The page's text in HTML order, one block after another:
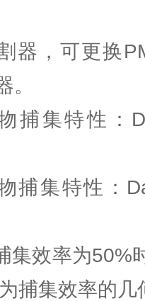
器，可更换
。
集特性：
集特性：
效率为50%
捕集效率的几